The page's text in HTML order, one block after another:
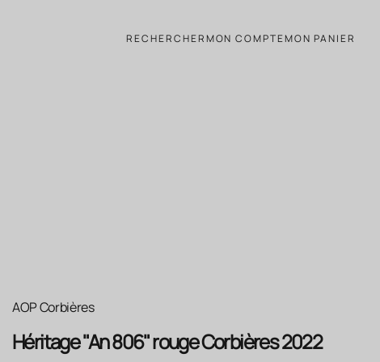
Lot 6 Bouteilles 75cl
RECHERCHERMON COMPTEMON PANIER
AOP Corbières
Héritage "An 806" rouge Corbières 2022